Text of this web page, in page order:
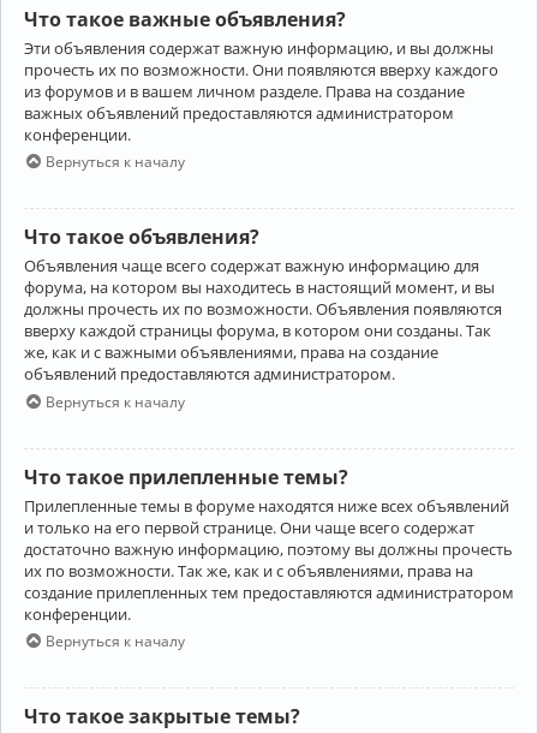
Что такое важные объявления?
Эти объявления содержат важную информацию, и вы должны
прочесть их по возможности. Они появляются вверху каждого
из форумов и в вашем личном разделе. Права на создание
важных объявлений предоставляются администратором
конференции.
Вернуться к началу
Что такое объявления?
Объявления чаще всего содержат важную информацию для
форума, на котором вы находитесь в настоящий момент, и вы
должны прочесть их по возможности. Объявления появляются
вверху каждой страницы форума, в котором они созданы. Так
же, как и с важными объявлениями, права на создание
объявлений предоставляются администратором.
Вернуться к началу
Что такое прилепленные темы?
Прилепленные темы в форуме находятся ниже всех объявлений
и только на его первой странице. Они чаще всего содержат
достаточно важную информацию, поэтому вы должны прочесть
их по возможности. Так же, как и с объявлениями, права на
создание прилепленных тем предоставляются администратором
конференции.
Вернуться к началу
Что такое закрытые темы?